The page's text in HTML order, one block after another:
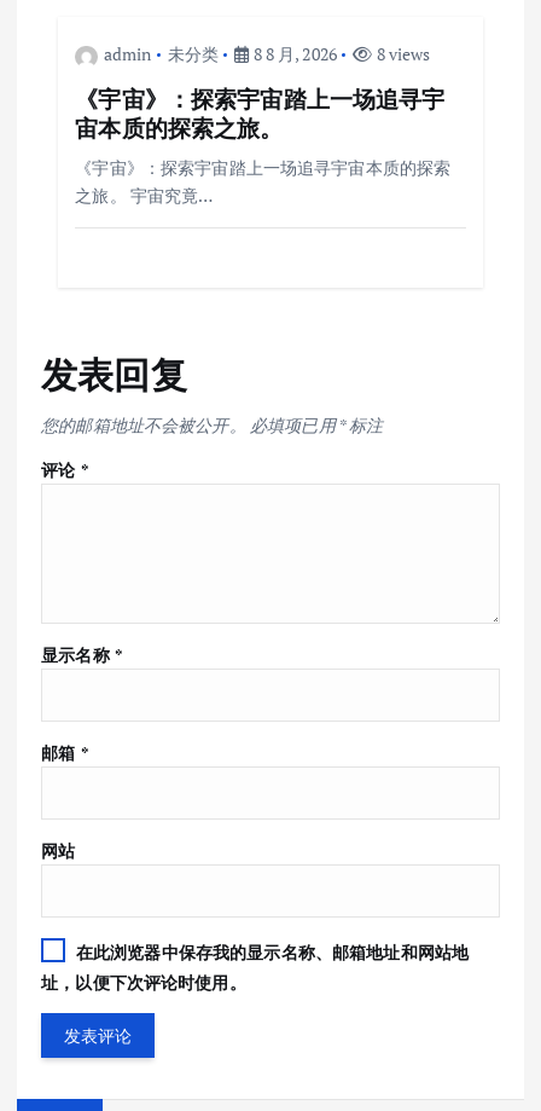
admin 未分类 8 8 月, 2026 8 views
《宇宙》：探索宇宙踏上一场追寻宇
宙本质的探索之旅。
《宇宙》：探索宇宙踏上一场追寻宇宙本质的探索
之旅。 宇宙究竟…
发表回复
您的邮箱地址不会被公开。 必填项已用*标注
评论 *
显示名称 *
邮箱 *
网站
在此浏览器中保存我的显示名称、邮箱地址和网站地
址，以便下次评论时使用。